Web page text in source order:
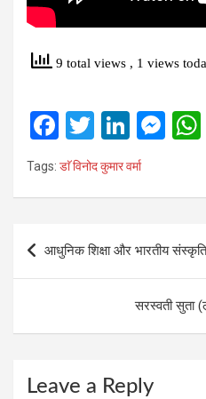
9 total views , 1 views
F
a
ce
o
o
T
wi
tt
Li
n
ke
n
M
g
Tags: डाॅ विनोद कुमार वर्मा
navigation
आधुनिक शिक्षा और भारतीय
सरस्वती सुता
Leave a Reply